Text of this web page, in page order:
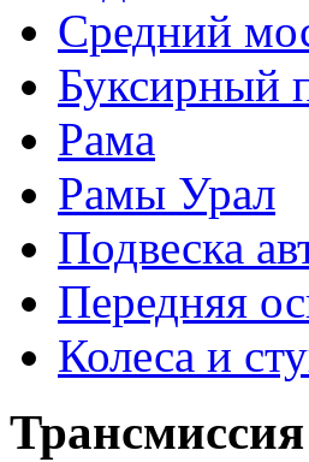
Средний
Буксирный
Рама
Рамы Урал
Подвеска
Передняя
Колеса и
Трансмиссия